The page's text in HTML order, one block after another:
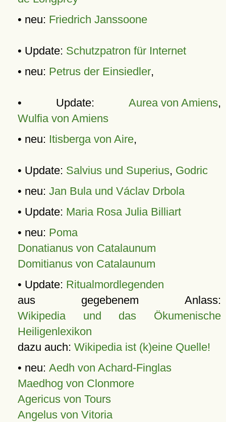
• neu: Friedrich Janssoone
• Update: Schutzpatron für Internet
• neu: Petrus der Einsiedler,
• Update: Aurea von Amiens,
Wulfia von Amiens
• neu: Itisberga von Aire,
• Update: Salvius und Superius, Godric
• neu: Jan Bula und Václav Drbola
• Update: Maria Rosa Julia Billiart
• neu: Poma
Donatianus von Catalaunum
Domitianus von Catalaunum
• Update: Ritualmordlegenden
aus gegebenem Anlass:
Wikipedia und das Ökumenische
Heiligenlexikon
dazu auch: Wikipedia ist (k)eine Quelle!
• neu: Aedh von Achard-Finglas
Maedhog von Clonmore
Agericus von Tours
Angelus von Vitoria